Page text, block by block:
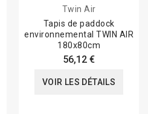
Twin Air
Tapis de paddock
environnemental TWIN AIR
180x80cm
56,12 €
VOIR LES DÉTAILS